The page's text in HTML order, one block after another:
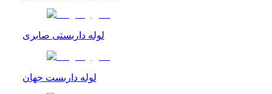
لوله داربستی صابری
لوله داربست جهان